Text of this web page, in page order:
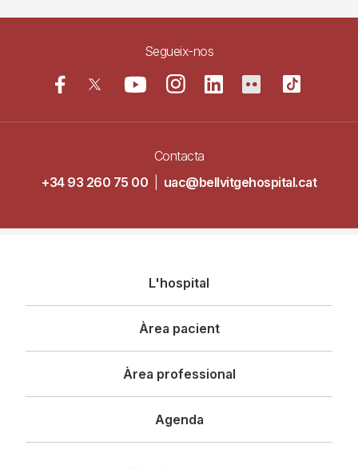
Segueix-nos
Contacta
+34 93 260 75 00
uac@bellvitgehospital.cat
principal
L'hospital
Àrea pacient
Àrea professional
Agenda